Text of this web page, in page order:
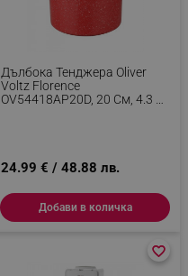
Дълбока Тенджера Oliver
Voltz Florence
OV54418AP20D, 20 См, 4.3 Л,
24.99 € / 48.88 лв.
Добави в количка
favorite_border
favorite_border
.alleop.bg
.alleop.bg